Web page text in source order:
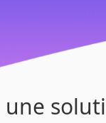
une